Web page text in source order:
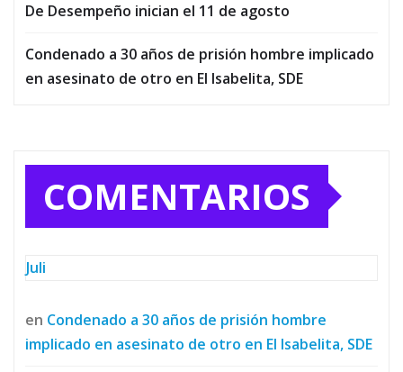
De Desempeño inician el 11 de agosto
Condenado a 30 años de prisión hombre implicado
en asesinato de otro en El Isabelita, SDE
COMENTARIOS
Juli
en Condenado a 30 años de prisión hombre
implicado en asesinato de otro en El Isabelita, SDE